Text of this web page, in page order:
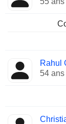
Rahul
54 ans